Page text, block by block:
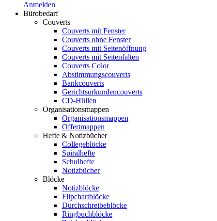
Anmelden
Bürobedarf
Couverts
Couverts mit Fenster
Couverts ohne Fenster
Couverts mit Seitenöffnung
Couverts mit Seitenfalten
Couverts Color
Abstimmungscouverts
Bankcouverts
Gerichtsurkundencouverts
CD-Hüllen
Organisationsmappen
Organisationsmappen
Offertmappen
Hefte & Notizbücher
Collegeblöcke
Spiralhefte
Schulhefte
Notizbücher
Blöcke
Notizblöcke
Flipchartblöcke
Durchschreibeblöcke
Ringbuchblöcke